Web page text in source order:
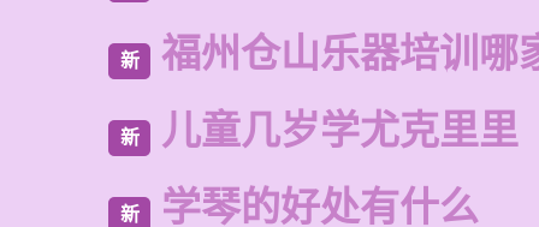
新 福州仓山乐器培训哪
新 儿童几岁学尤克里里
新 学琴的好处有什么